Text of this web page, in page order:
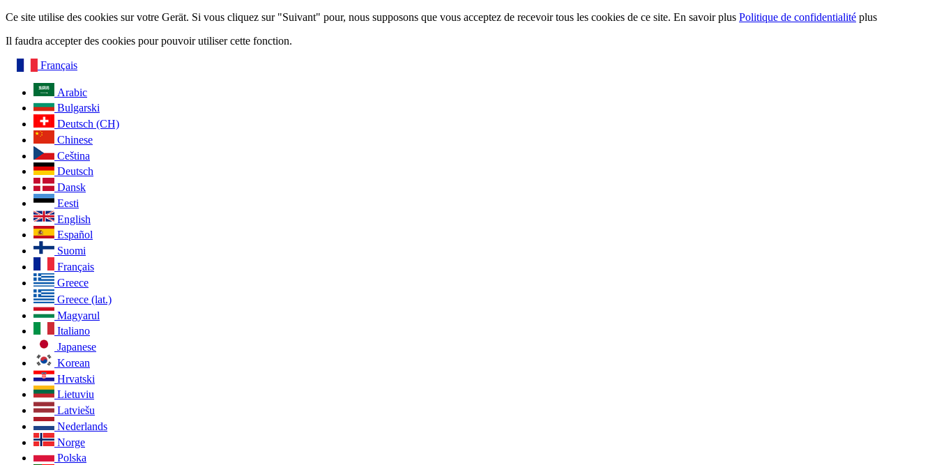
Ce site utilise des cookies sur votre Gerät. Si vous cliquez sur "Suivant" pour, nous supposons que vous acceptez de recevoir tous les cookies de ce site. En savoir plus Politique de confidentialité plus
Il faudra accepter des cookies pour pouvoir utiliser cette fonction.
Français
Arabic
Bulgarski
Deutsch (CH)
Chinese
Ceština
Deutsch
Dansk
Eesti
English
Español
Suomi
Français
Greece
Greece (lat.)
Magyarul
Italiano
Japanese
Korean
Hrvatski
Lietuviu
Latviešu
Nederlands
Norge
Polska